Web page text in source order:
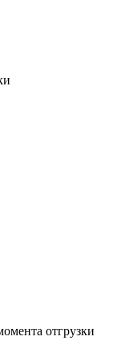
отгрузки